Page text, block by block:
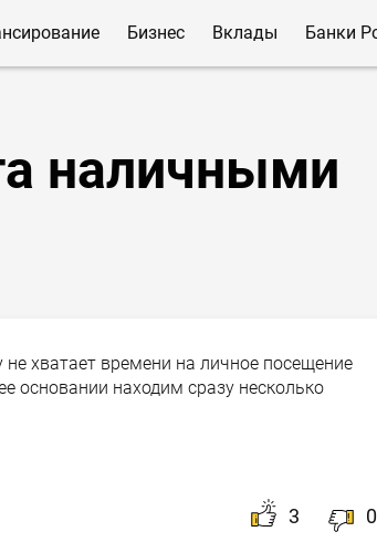
Бизнес Вклады Банки
наличными
хватает времени на личное посещение
основании находим сразу несколько
3 0